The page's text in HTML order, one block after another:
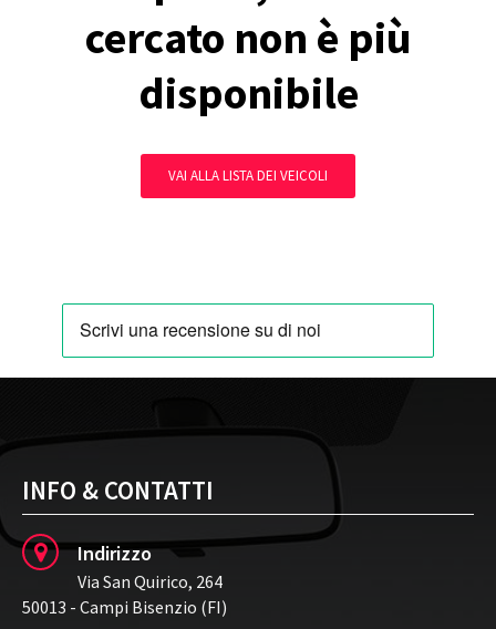
cercato non è più
disponibile
VAI ALLA LISTA DEI VEICOLI
INFO & CONTATTI
Indirizzo
Via San Quirico, 264
50013 - Campi Bisenzio (FI)